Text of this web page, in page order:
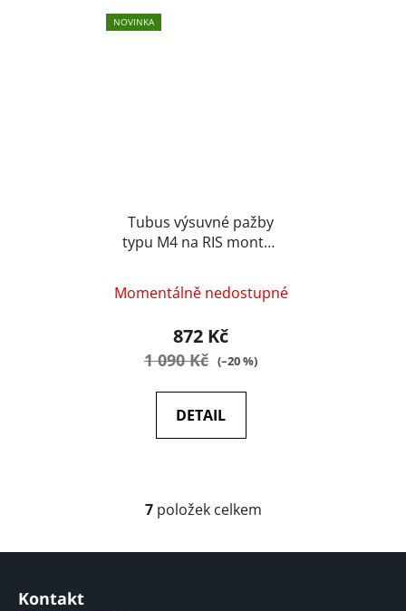
NOVINKA
Tubus výsuvné pažby
typu M4 na RIS montáž
Momentálně nedostupné
872 Kč
1 090 Kč (–20 %)
DETAIL
O
l
7položek celkem
Kontakt